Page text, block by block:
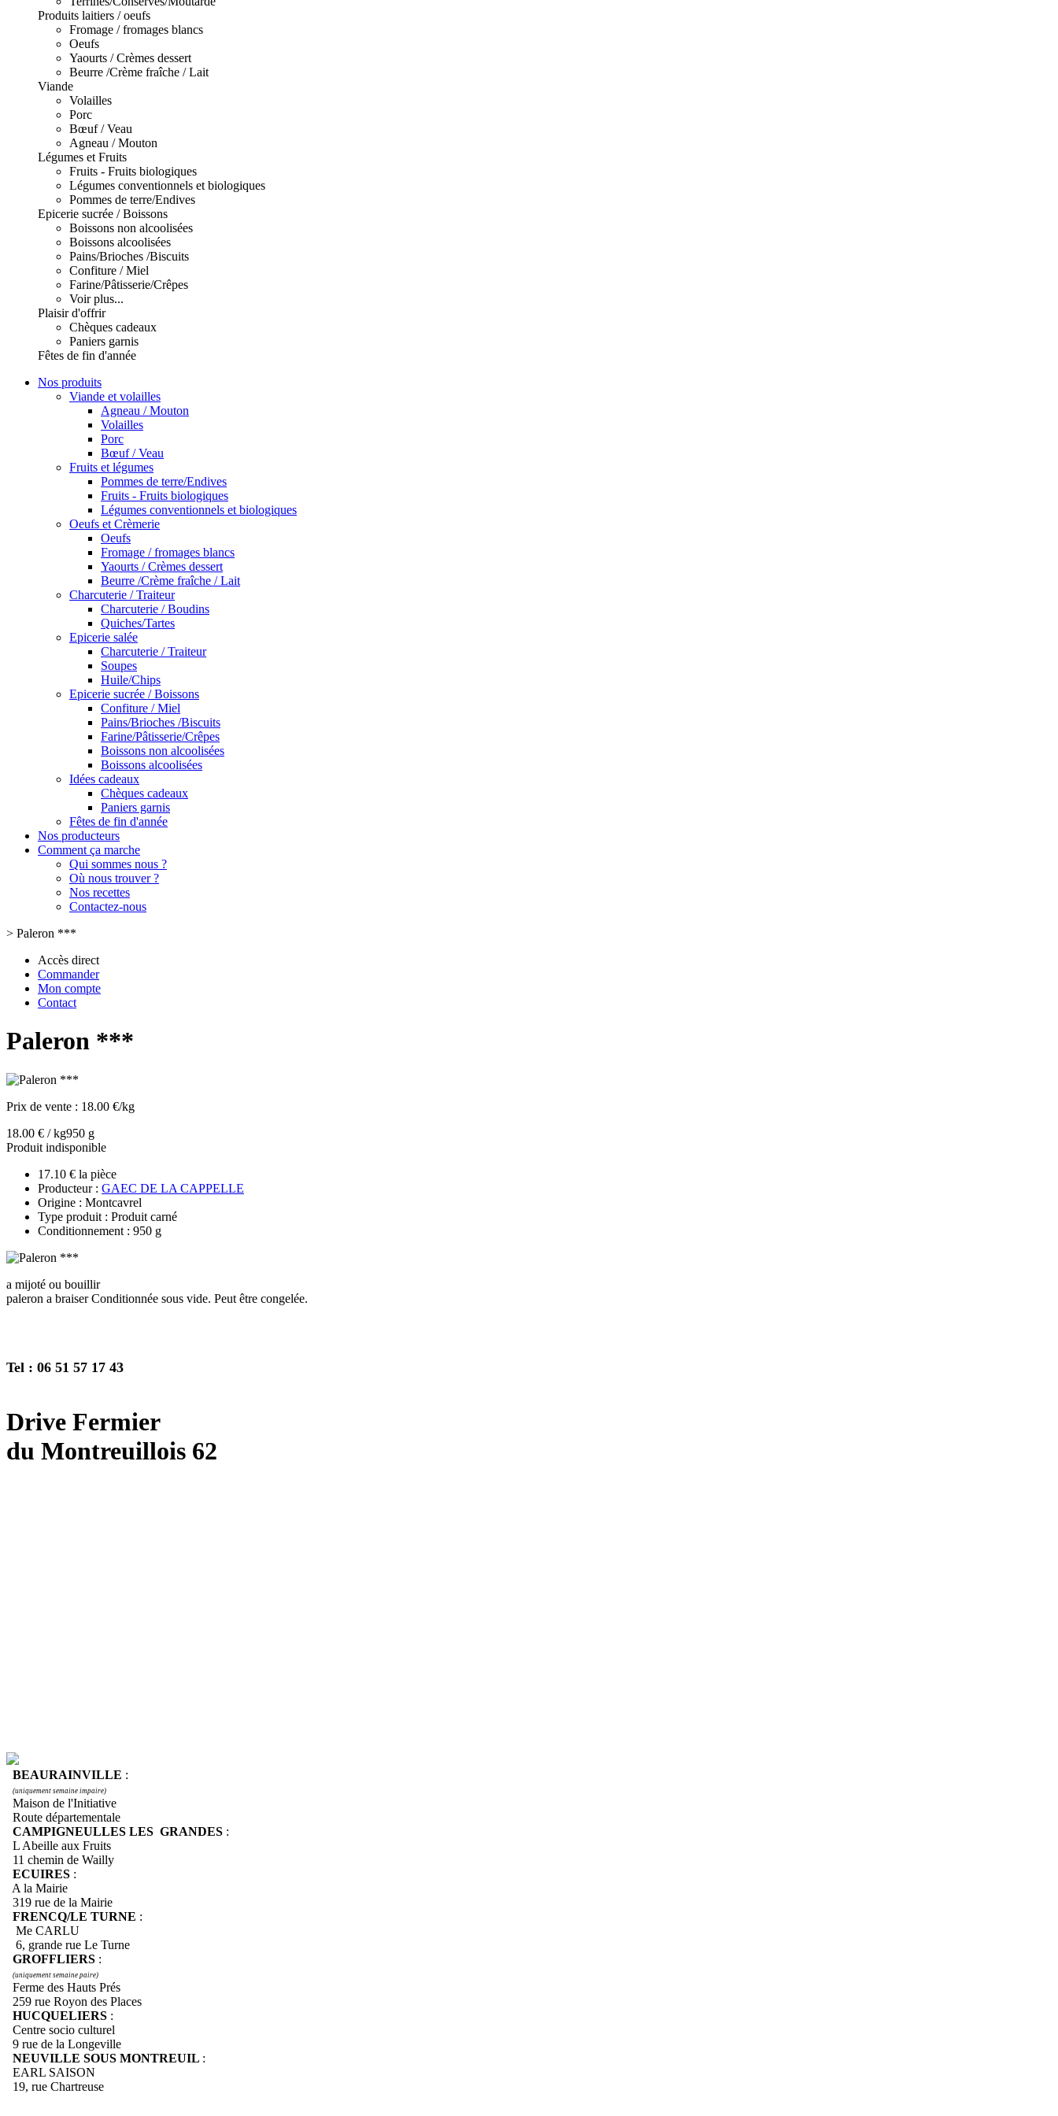
Produits laitiers / oeufs
Fromage / fromages blancs
Oeufs
Yaourts / Crèmes dessert
Beurre /Crème fraîche / Lait
Viande
Volailles
Porc
Bœuf / Veau
Agneau / Mouton
Légumes et Fruits
Fruits - Fruits biologiques
Légumes conventionnels et biologiques
Pommes de terre/Endives
Epicerie sucrée / Boissons
Boissons non alcoolisées
Boissons alcoolisées
Pains/Brioches /Biscuits
Confiture / Miel
Farine/Pâtisserie/Crêpes
Voir plus...
Plaisir d'offrir
Chèques cadeaux
Paniers garnis
Fêtes de fin d'année
Nos produits
Viande et volailles
Agneau / Mouton
Volailles
Porc
Bœuf / Veau
Fruits et légumes
Pommes de terre/Endives
Fruits - Fruits biologiques
Légumes conventionnels et biologiques
Oeufs et Crèmerie
Oeufs
Fromage / fromages blancs
Yaourts / Crèmes dessert
Beurre /Crème fraîche / Lait
Charcuterie / Traiteur
Charcuterie / Boudins
Quiches/Tartes
Epicerie salée
Charcuterie / Traiteur
Soupes
Huile/Chips
Epicerie sucrée / Boissons
Confiture / Miel
Pains/Brioches /Biscuits
Farine/Pâtisserie/Crêpes
Boissons non alcoolisées
Boissons alcoolisées
Idées cadeaux
Chèques cadeaux
Paniers garnis
Fêtes de fin d'année
Nos producteurs
Comment ça marche
Qui sommes nous ?
Où nous trouver ?
Nos recettes
Contactez-nous
> Paleron ***
Accès direct
Commander
Mon compte
Contact
Paleron ***
Prix de vente : 18.00 €/kg
18.00 € / kg950 g
Produit indisponible
17.10 € la pièce
Producteur : GAEC DE LA CAPPELLE
Origine : Montcavrel
Type produit : Produit carné
Conditionnement : 950 g
a mijoté ou bouillir
paleron a braiser Conditionnée sous vide. Peut être congelée.
Tel : 06 51 57 17 43
Drive Fermier
du Montreuillois 62
BEAURAINVILLE :
(uniquement semaine impaire)
Maison de l'Initiative
Route départementale
CAMPIGNEULLES LES GRANDES :
L Abeille aux Fruits
11 chemin de Wailly
ECUIRES :
A la Mairie
319 rue de la Mairie
FRENCQ/LE TURNE :
Me CARLU
6, grande rue Le Turne
GROFFLIERS :
(uniquement semaine paire)
Ferme des Hauts Prés
259 rue Royon des Places
HUCQUELIERS :
Centre socio culturel
9 rue de la Longeville
NEUVILLE SOUS MONTREUIL :
EARL SAISON
19, rue Chartreuse